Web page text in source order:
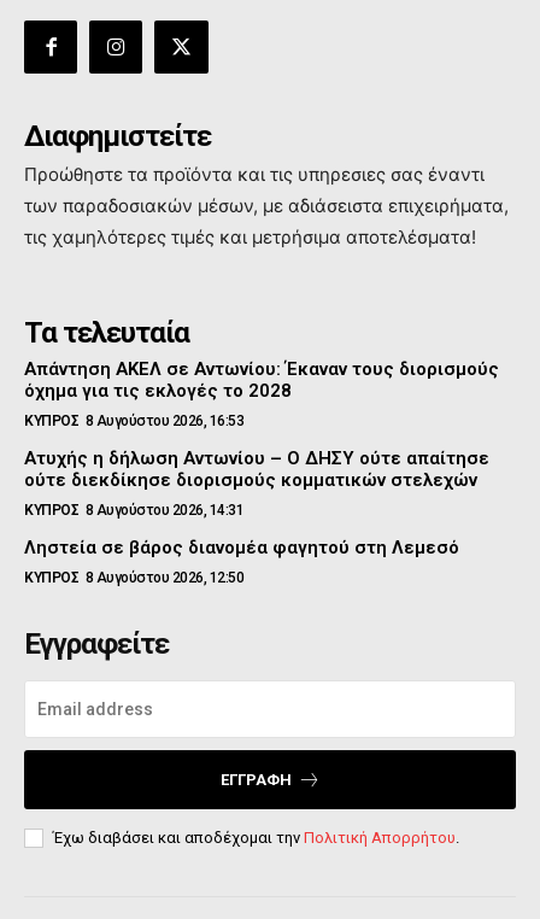
Διαφημιστείτε
Προώθηστε τα προϊόντα και τις υπηρεσιες σας έναντι
των παραδοσιακών μέσων, με αδιάσειστα επιχειρήματα,
τις χαμηλότερες τιμές και μετρήσιμα αποτελέσματα!
Τα τελευταία
Απάντηση ΑΚΕΛ σε Αντωνίου: Έκαναν τους διορισμούς
όχημα για τις εκλογές το 2028
ΚΥΠΡΟΣ 8 Αυγούστου 2026, 16:53
Ατυχής η δήλωση Αντωνίου – Ο ΔΗΣΥ ούτε απαίτησε
ούτε διεκδίκησε διορισμούς κομματικών στελεχών
ΚΥΠΡΟΣ 8 Αυγούστου 2026, 14:31
Ληστεία σε βάρος διανομέα φαγητού στη Λεμεσό
ΚΥΠΡΟΣ 8 Αυγούστου 2026, 12:50
Εγγραφείτε
ΕΓΓΡΑΦΉ
Έχω διαβάσει και αποδέχομαι την Πολιτική Απορρήτου.